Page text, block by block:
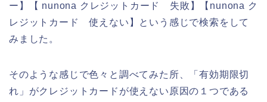
ー】【 nunona クレジットカード 失敗】【nunona ク
レジットカード 使えない】という感じで検索をして
みました。
そのような感じで色々と調べてみた所、「有効期限切
れ」がクレジットカードが使えない原因の１つである